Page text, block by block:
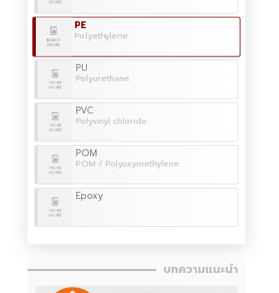
PE
Polyethylene
PU
Polyurethane
PVC
Polyvinyl chloride
POM
POM / Polyoxymethylene
Epoxy
บทความแนะนำ